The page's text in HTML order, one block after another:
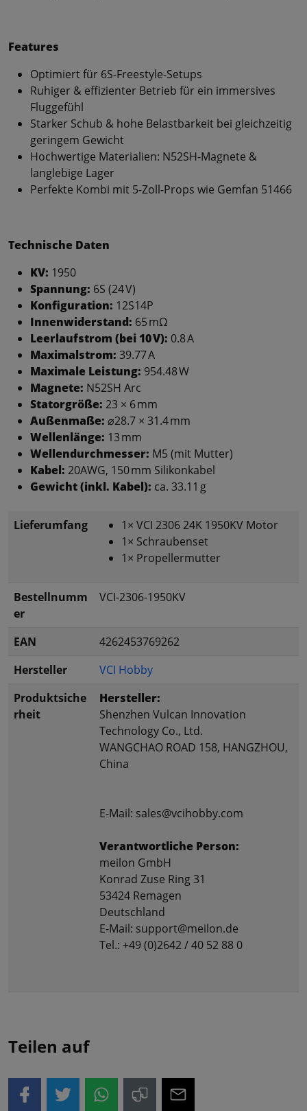
Features
Optimiert für 6S-Freestyle-Setups
Ruhiger & effizienter Betrieb für ein immersives
Fluggefühl
Starker Schub & hohe Belastbarkeit bei gleichzeitig
geringem Gewicht
Hochwertige Materialien: N52SH-Magnete &
langlebige Lager
Perfekte Kombi mit 5-Zoll-Props wie Gemfan 51466
Technische Daten
KV: 1950
Spannung: 6S (24 V)
Konfiguration: 12S14P
Innenwiderstand: 65 mΩ
Leerlaufstrom (bei 10 V): 0.8 A
Maximalstrom: 39.77 A
Maximale Leistung: 954.48 W
Magnete: N52SH Arc
Statorgröße: 23 × 6 mm
Außenmaße: ⌀28.7 × 31.4 mm
Wellenlänge: 13 mm
Wellendurchmesser: M5 (mit Mutter)
Kabel: 20AWG, 150 mm Silikonkabel
Gewicht (inkl. Kabel): ca. 33.11 g
Lieferumfang
1× VCI 2306 24K 1950KV Motor
1× Schraubenset
1× Propellermutter
Bestellnumm
er
VCI-2306-1950KV
EAN
4262453769262
Hersteller
VCI Hobby
Produktsiche
rheit
Hersteller:
Shenzhen Vulcan Innovation
Technology Co., Ltd.
WANGCHAO ROAD 158, HANGZHOU,
China
E-Mail: sales@vcihobby.com
Verantwortliche Person:
meilon GmbH
Konrad Zuse Ring 31
53424 Remagen
Deutschland
E-Mail: support@meilon.de
Tel.: +49 (0)2642 / 40 52 88 0
Teilen auf